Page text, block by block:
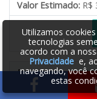
Valor Estimado: R$
Dispensa
Utilizamos
tecnologias
acordo com a
Privacidadee,
navegando, você
estas